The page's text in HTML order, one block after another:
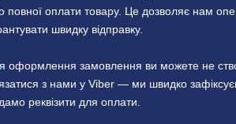
повної оплати товару. Це дозволяє нам
швидку відправку.
оформлення замовлення ви можете не
з нами у Viber — ми швидко
реквізити для оплати.